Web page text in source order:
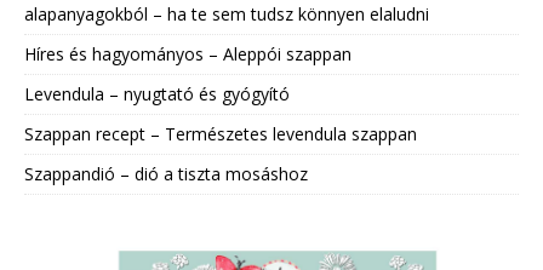
alapanyagokból – ha te sem tudsz könnyen elaludni
Híres és hagyományos – Aleppói szappan
Levendula – nyugtató és gyógyító
Szappan recept – Természetes levendula szappan
Szappandió – dió a tiszta mosáshoz